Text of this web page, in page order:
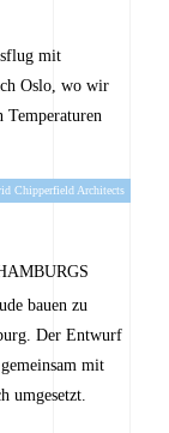
mit
Oslo, wo wir
Temperaturen
Chipperfield Architects
bauen zu
Der Entwurf
mit
umgesetzt.